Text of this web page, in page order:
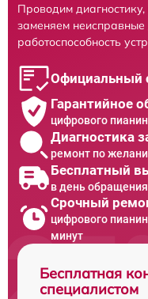
Проводим
заменяем неисправные
работоспособность
Официальный
Гарантийное
цифрового
Диагностика
ремонт по
Бесплатный
в день обращения
Срочный
цифрового
минут
Бесплатная
специалистом